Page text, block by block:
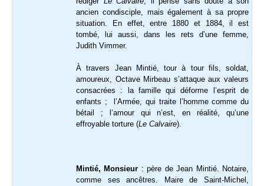
ancien condisciple, mais également à sa propre
situation. En effet, entre 1880 et 1884, il est
tombé, lui aussi, dans les rets d’une femme,
Judith Vimmer.
À travers Jean Mintié, tour à tour fils, soldat,
amoureux, Octave Mirbeau s’attaque aux valeurs
consacrées : la famille qui déforme l’esprit de
enfants ; l’Armée, qui traite l’homme comme du
bétail ; l’amour qui n’est, en réalité, qu’une
effroyable torture (Le Calvaire).
Mintié, Monsieur : père de Jean Mintié. Notaire,
comme ses ancêtres. Maire de Saint-Michel,